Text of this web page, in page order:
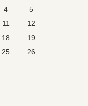
4
5
11
12
18
19
25
26